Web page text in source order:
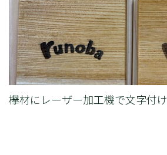
欅材にレーザー加工機で文字付け